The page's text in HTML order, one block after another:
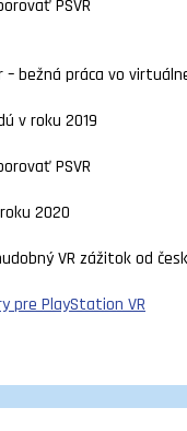
PSVR
– bežná práca vo
v roku 2019
PSVR
2020
VR zážitok od
pre PlayStation VR